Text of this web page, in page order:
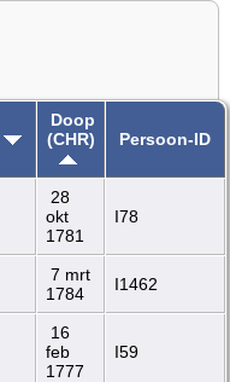
Doop
(CHR)
Persoon-ID
28
okt
1781
I78
7 mrt
1784
I1462
16
feb
1777
I59